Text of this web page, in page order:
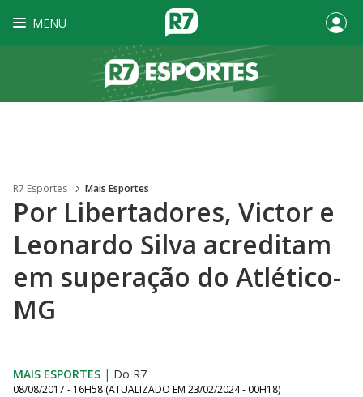
MENU
R7 Esportes Mais Esportes
Por Libertadores, Victor e
Leonardo Silva acreditam
em superação do Atlético-
MG
MAIS ESPORTES | Do R7
08/08/2017 - 16H58 (ATUALIZADO EM 23/02/2024 - 00H18)